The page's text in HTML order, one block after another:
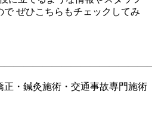
ぜひこちらもチェックしてみ
・鍼灸施術・交通事故専門施術